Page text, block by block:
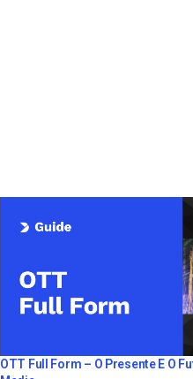
OTT Full Form – O Presente E O